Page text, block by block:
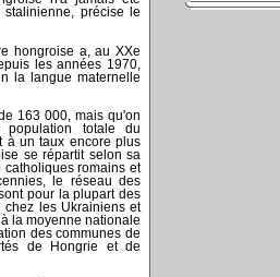
précise le
hongroise a, au XXe
les années 1970,
la langue maternelle
163 000, mais qu'on
totale du
à un taux encore plus
se répartit selon sa
catholiques romains et
le réseau des
pour la plupart des
chez les Ukrainiens et
la moyenne nationale
des communes de
de Hongrie et de